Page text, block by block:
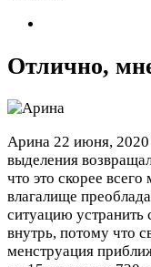
Отлично,
Арина 22 июня, 2020
выделения
что это скорее
влагалище
ситуацию устранить
внутрь, потому что
менструация